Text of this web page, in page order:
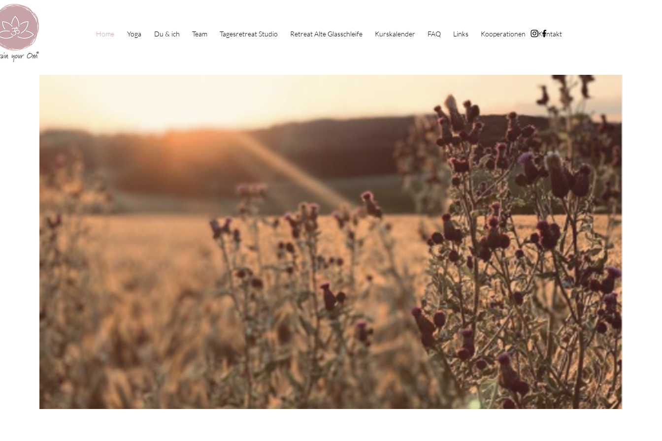
Home Yoga Du & ich Team Tagesretreat Studio Retreat Alte Glasschleife Kurskalender FAQ Links Kooperationen Kontakt
Unsere Gedanken verneigen sich
vor unseren Gefühlen.
Wir sehen uns -
ich sehe Dich.